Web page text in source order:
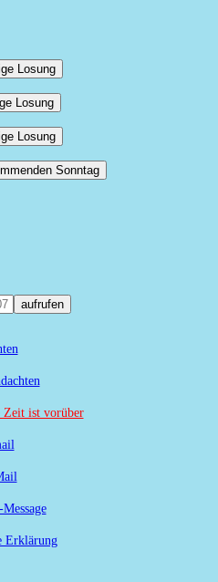
Losung
Losung
Losung
Sonntag
aufrufen
Zeit ist vorüber
Erklärung